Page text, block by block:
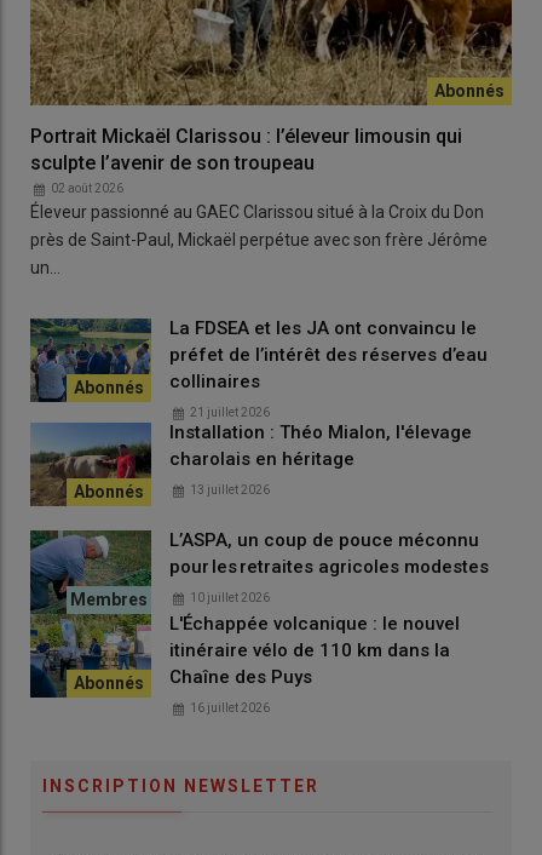
Quels seront les blés de demain ?
Vous avez jusqu'au 31 août pour
déposer votre dossier
Lesagriculteurs
plateforme en ligne dédiée, accessible sur le site de laRégion
via l'adresse suivante :
2027
.
Les dossiers sont instruits au fil de l’eau, dans la limite
de l’enveloppe budgétaire disponible.
Date limite :31 août
l’enveloppe annuelle.
Avec ce plan, la Régionet ses partenaires affirment leur
volonté de soutenir une agricultureplus résiliente, innovante
et compétitive. En facilitant l’investissement dans des
outils performantsetdurables
les transitions nécessaires.
Portrait Mickaël Clarissou : l’éleveur limousin qui
sculpte l’avenir de son troupeau
02 août 2026
Éleveur passionné au GAEC Clarissou situé à la Croix du Don
près de Saint-Paul, Mickaël perpétue avec son frère Jérôme
un…
La FDSEA et les JA ont convaincu le
préfet de l’intérêt des réserves d’eau
collinaires
21 juillet 2026
Installation : Théo Mialon, l'élevage
charolais en héritage
13 juillet 2026
L’ASPA, un coup de pouce méconnu
pour les retraites agricoles modestes
10 juillet 2026
L'Échappée volcanique : le nouvel
itinéraire vélo de 110 km dans la
Chaîne des Puys
16 juillet 2026
INSCRIPTION NEWSLETTER